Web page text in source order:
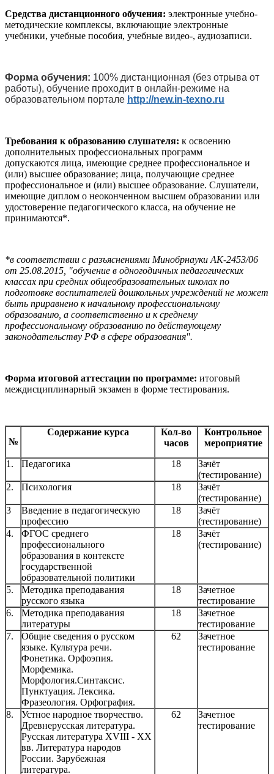
Средства дистанционного обучения: электронные учебно-
методические комплексы, включающие электронные
учебники, учебные пособия, учебные видео-, аудиозаписи.
Форма обучения: 100% дистанционная (без отрыва от
работы), обучение проходит в онлайн-режиме на
образовательном портале http://new.in-texno.ru
Требования к образованию слушателя: к освоению
дополнительных профессиональных программ
допускаются лица, имеющие среднее профессиональное и
(или) высшее образование; лица, получающие среднее
профессиональное и (или) высшее образование. Слушатели,
имеющие диплом о неоконченном высшем образовании или
удостоверение педагогического класса, на обучение не
принимаются*.
*в соответствии с разъяснениями Минобрнауки АК-2453/06
от 25.08.2015, "обучение в одногодичных педагогических
классах при средних общеобразовательных школах по
подготовке воспитателей дошкольных учреждений не может
быть приравнено к начальному профессиональному
образованию, а соответственно и к среднему
профессиональному образованию по действующему
законодательству РФ в сфере образования".
Форма итоговой аттестации по программе: итоговый
междисциплинарный экзамен в форме тестирования.
№
Содержание курса
Кол-во
часов
Контрольное
мероприятие
1.
Педагогика 18
Зачёт
(тестирование)
2.
Психология 18
Зачёт
(тестирование)
3
Введение в педагогическую
профессию
18
Зачёт
(тестирование)
4.
ФГОС среднего
профессионального
образования в контексте
государственной
образовательной политики
18
Зачёт
(тестирование)
5.
Методика преподавания
русского языка
18
Зачетное
тестирование
6.
Методика преподавания
литературы
18
Зачетное
тестирование
7.
Общие сведения о русском
языке. Культура речи.
Фонетика. Орфоэпия.
Морфемика.
Морфология.Синтаксис.
Пунктуация. Лексика.
Фразеология. Орфография.
62
Зачетное
тестирование
8.
Устное народное творчество.
Древнерусская литература.
Русская литература XVIII - XX
вв. Литература народов
России. Зарубежная
литература.
62
Зачетное
тестирование